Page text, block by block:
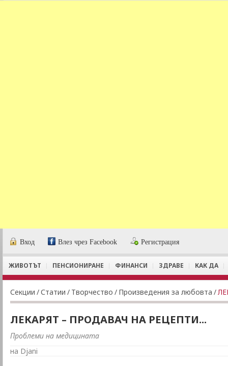
Вход Влез чрез Facebook Регистрация
ЖИВОТЪТ ПЕНСИОНИРАНЕ ФИНАНСИ ЗДРАВЕ КАК ДА
Секции /Статии / Творчество / Произведения за любовта /
ЛЕКАРЯТ – ПРОДАВАЧ НА РЕЦЕПТИ...
Проблеми на медицината
на Djani